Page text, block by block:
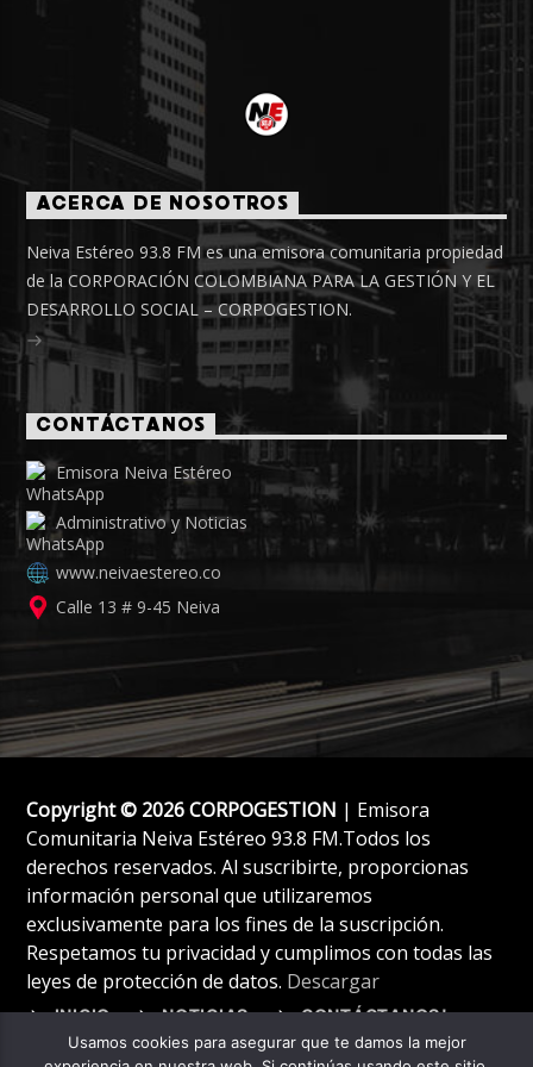
ACERCA DE NOSOTROS
Neiva Estéreo 93.8 FM es una emisora comunitaria propiedad
de la CORPORACIÓN COLOMBIANA PARA LA GESTIÓN Y EL
DESARROLLO SOCIAL – CORPOGESTION.
CONTÁCTANOS
Emisora Neiva Estéreo
Administrativo y Noticias
www.neivaestereo.co
Calle 13 # 9-45 Neiva
Copyright © 2026 CORPOGESTION | Emisora
Comunitaria Neiva Estéreo 93.8 FM.Todos los
derechos reservados. Al suscribirte, proporcionas
información personal que utilizaremos
exclusivamente para los fines de la suscripción.
Respetamos tu privacidad y cumplimos con todas las
leyes de protección de datos. Descargar
INICIO NOTICIAS CONTÁCTANOS!
Usamos cookies para asegurar que te damos la mejor